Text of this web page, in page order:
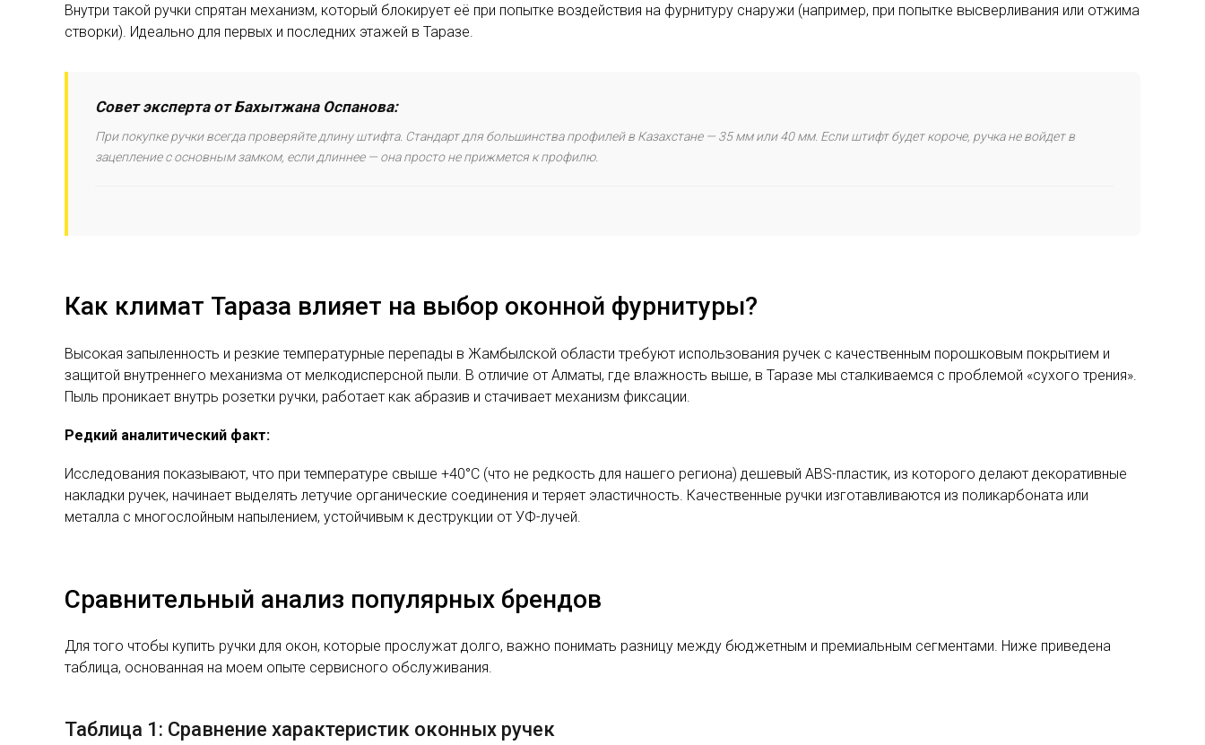
Внутри такой ручки спрятан механизм, который блокирует её при попытке воздействия на фурнитуру снаружи (например, при попытке высверливания или отжима
створки). Идеально для первых и последних этажей в Таразе.
Совет эксперта от Бахытжана Оспанова:
При покупке ручки всегда проверяйте длину штифта. Стандарт для большинства профилей в Казахстане — 35 мм или 40 мм. Если штифт будет короче, ручка не войдет в
зацепление с основным замком, если длиннее — она просто не прижмется к профилю.
Как климат Тараза влияет на выбор оконной фурнитуры?
Высокая запыленность и резкие температурные перепады в Жамбылской области требуют использования ручек с качественным порошковым покрытием и
защитой внутреннего механизма от мелкодисперсной пыли. В отличие от Алматы, где влажность выше, в Таразе мы сталкиваемся с проблемой «сухого трения».
Пыль проникает внутрь розетки ручки, работает как абразив и стачивает механизм фиксации.
Редкий аналитический факт:
Исследования показывают, что при температуре свыше +40°C (что не редкость для нашего региона) дешевый ABS-пластик, из которого делают декоративные
накладки ручек, начинает выделять летучие органические соединения и теряет эластичность. Качественные ручки изготавливаются из поликарбоната или
металла с многослойным напылением, устойчивым к деструкции от УФ-лучей.
Сравнительный анализ популярных брендов
Для того чтобы купить ручки для окон, которые прослужат долго, важно понимать разницу между бюджетным и премиальным сегментами. Ниже приведена
таблица, основанная на моем опыте сервисного обслуживания.
Таблица 1: Сравнение характеристик оконных ручек